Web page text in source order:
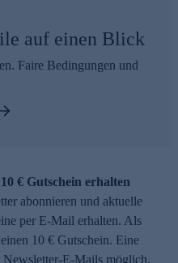
auf einen Blick
Faire Bedingungen und
€ Gutschein erhalten
abonnieren und aktuelle
per E-Mail erhalten. Als
10 € Gutschein. Eine
E-Mails möglich.